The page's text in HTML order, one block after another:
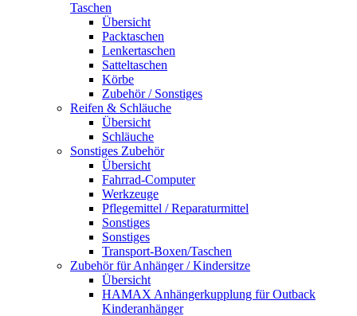
Taschen
Übersicht
Packtaschen
Lenkertaschen
Satteltaschen
Körbe
Zubehör / Sonstiges
Reifen & Schläuche
Übersicht
Schläuche
Sonstiges Zubehör
Übersicht
Fahrrad-Computer
Werkzeuge
Pflegemittel / Reparaturmittel
Sonstiges
Sonstiges
Transport-Boxen/Taschen
Zubehör für Anhänger / Kindersitze
Übersicht
HAMAX Anhängerkupplung für Outback
Kinderanhänger